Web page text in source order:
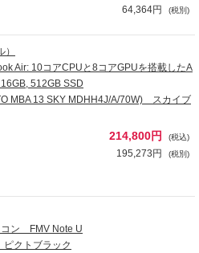
64,364円 (税別)
Air: 10コアCPUと8コアGPUを搭載したA
512GB SSD
MBA 13 SKY MDHH4J/A/70W) スカイブ
214,800円 (税込)
195,273円 (税別)
コン FMV Note U
クトブラック